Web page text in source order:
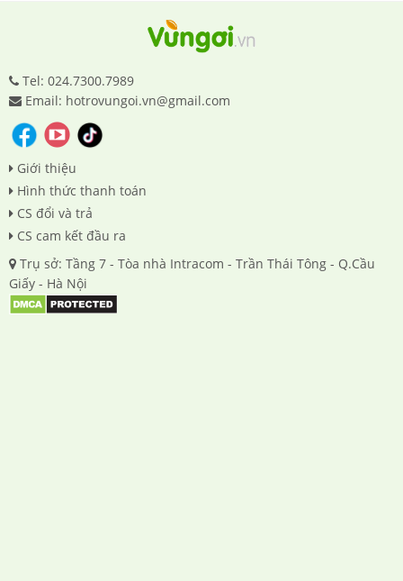
Tel: 024.7300.7989
Email: hotrovungoi.vn@gmail.com
Giới thiệu
Hình thức thanh toán
CS đổi và trả
CS cam kết đầu ra
Trụ sở: Tầng 7 - Tòa nhà Intracom - Trần Thái Tông - Q.Cầu
Giấy - Hà Nội